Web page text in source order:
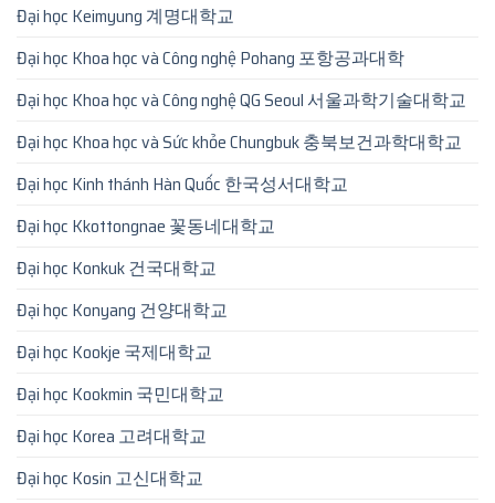
Đại học Keimyung 계명대학교
Đại học Khoa học và Công nghệ Pohang 포항공과대학
Đại học Khoa học và Công nghệ QG Seoul 서울과학기술대학교
Đại học Khoa học và Sức khỏe Chungbuk 충북보건과학대학교
Đại học Kinh thánh Hàn Quốc 한국성서대학교
Đại học Kkottongnae 꽃동네대학교
Đại học Konkuk 건국대학교
Đại học Konyang 건양대학교
Đại học Kookje 국제대학교
Đại học Kookmin 국민대학교
Đại học Korea 고려대학교
Đại học Kosin 고신대학교